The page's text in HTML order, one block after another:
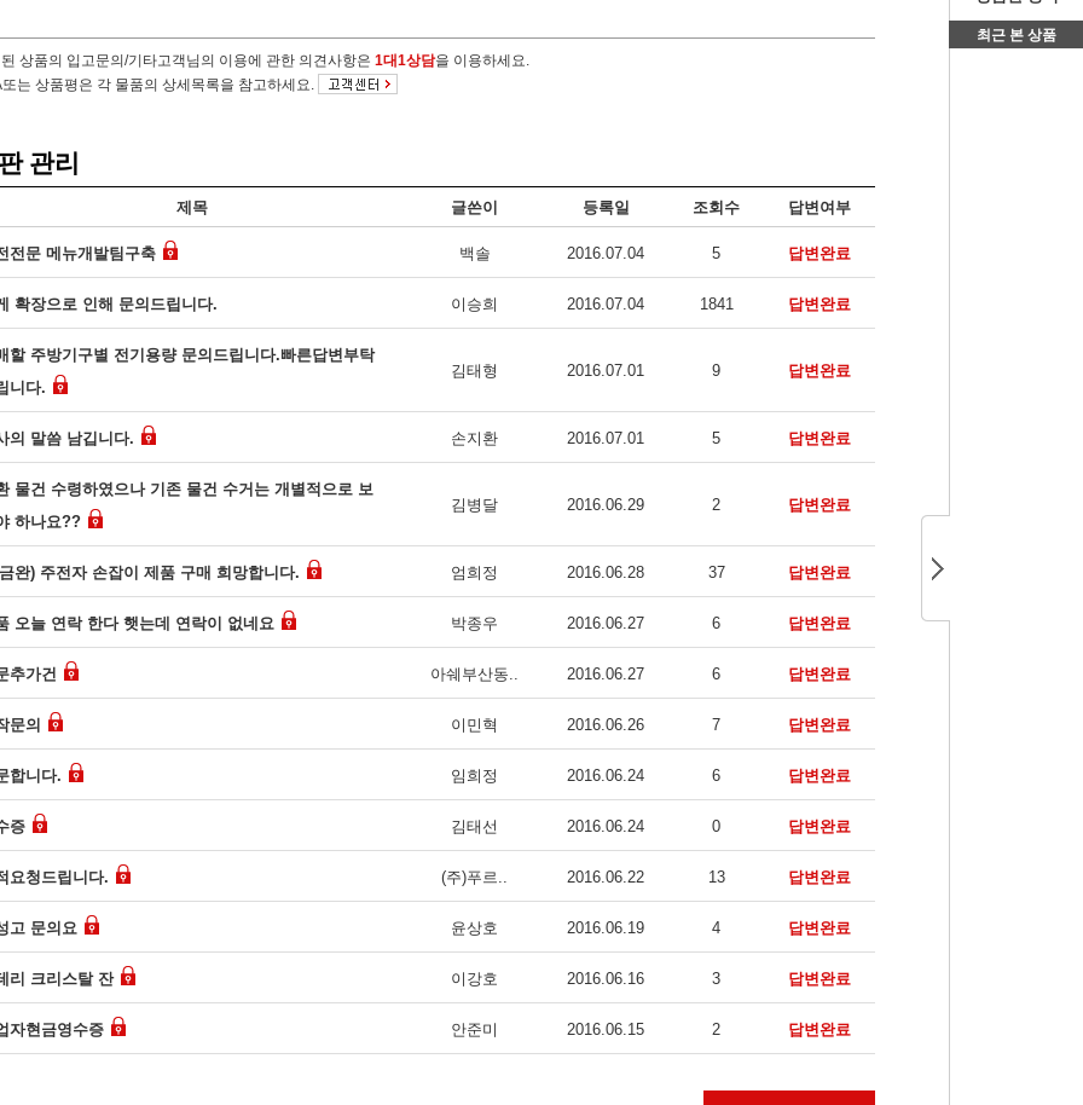
상품의 입고문의/기타고객님의 이용에 관한 의견사항은 1대1상담을 이용하세요.
는 상품평은 각 물품의 상세목록을 참고하세요.
관리
제목 글쓴이 등록일 조회수 답변여부
전문 메뉴개발팀구축 백솔 2016.07.04 5 답변완료
확장으로 인해 문의드립니다. 이승희 2016.07.04 1841 답변완료
할 주방기구별 전기용량 문의드립니다.빠른답변부탁
니다.
김태형 2016.07.01 9 답변완료
의 말씀 남깁니다. 손지환 2016.07.01 5 답변완료
물건 수령하였으나 기존 물건 수거는 개별적으로 보
하나요??
김병달 2016.06.29 2 답변완료
완) 주전자 손잡이 제품 구매 희망합니다. 엄희정 2016.06.28 37 답변완료
오늘 연락 한다 햇는데 연락이 없네요 박종우 2016.06.27 6 답변완료
추가건 아쉐부산동.. 2016.06.27 6 답변완료
문의 이민혁 2016.06.26 7 답변완료
합니다. 임희정 2016.06.24 6 답변완료
증 김태선 2016.06.24 0 답변완료
요청드립니다. (주)푸르.. 2016.06.22 13 답변완료
고 문의요 윤상호 2016.06.19 4 답변완료
리 크리스탈 잔 이강호 2016.06.16 3 답변완료
자현금영수증 안준미 2016.06.15 2 답변완료
최근 본 상품